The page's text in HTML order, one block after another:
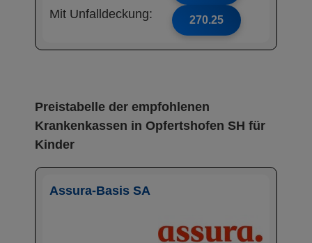
Mit Unfalldeckung: 270.25
Preistabelle der empfohlenen
Krankenkassen in Opfertshofen SH für
Kinder
Assura-Basis SA